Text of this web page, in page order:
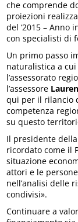
che comprende
proiezioni
del ‘2015 – Anno
con specialisti di
Un primo passo
naturalistica a
l’assessorato
l’assessore
qui per il rilancio
competenza
su questo
Il presidente
ricordato come il
situazione
attori e le
nell’analisi delle
condivisi».
Continuare a